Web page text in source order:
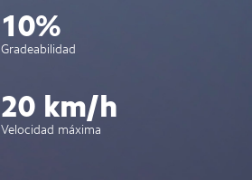
10%
Gradeabilidad
20 km/h
Velocidad máxima